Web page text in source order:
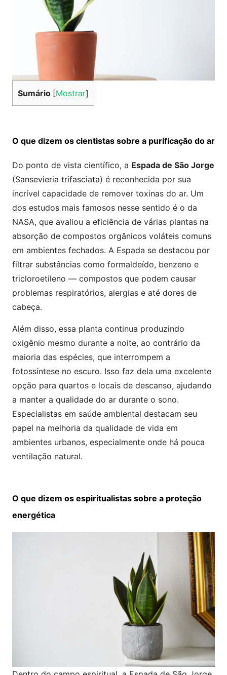
Sumário [Mostrar]
O que dizem os cientistas sobre a purificação do ar
Do ponto de vista científico, a Espada de São Jorge
(Sansevieria trifasciata) é reconhecida por sua
incrível capacidade de remover toxinas do ar. Um
dos estudos mais famosos nesse sentido é o da
NASA, que avaliou a eficiência de várias plantas na
absorção de compostos orgânicos voláteis comuns
em ambientes fechados. A Espada se destacou por
filtrar substâncias como formaldeído, benzeno e
tricloroetileno — compostos que podem causar
problemas respiratórios, alergias e até dores de
cabeça.
Além disso, essa planta continua produzindo
oxigênio mesmo durante a noite, ao contrário da
maioria das espécies, que interrompem a
fotossíntese no escuro. Isso faz dela uma excelente
opção para quartos e locais de descanso, ajudando
a manter a qualidade do ar durante o sono.
Especialistas em saúde ambiental destacam seu
papel na melhoria da qualidade de vida em
ambientes urbanos, especialmente onde há pouca
ventilação natural.
O que dizem os espiritualistas sobre a proteção
energética